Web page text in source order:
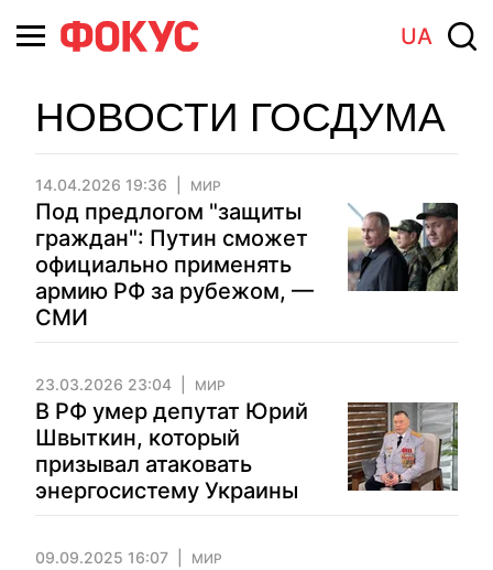
UA
НОВОСТИ ГОСДУМА
14.04.2026 19:36 МИР
Под предлогом "защиты
граждан": Путин сможет
официально применять
армию РФ за рубежом, —
СМИ
23.03.2026 23:04 МИР
В РФ умер депутат Юрий
Швыткин, который
призывал атаковать
энергосистему Украины
09.09.2025 16:07 МИР